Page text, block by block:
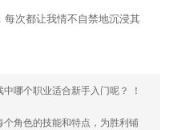
次都让我情不自禁地沉浸其
哪个职业适合新手入门呢？ ！
个角色的技能和特点，为胜利铺